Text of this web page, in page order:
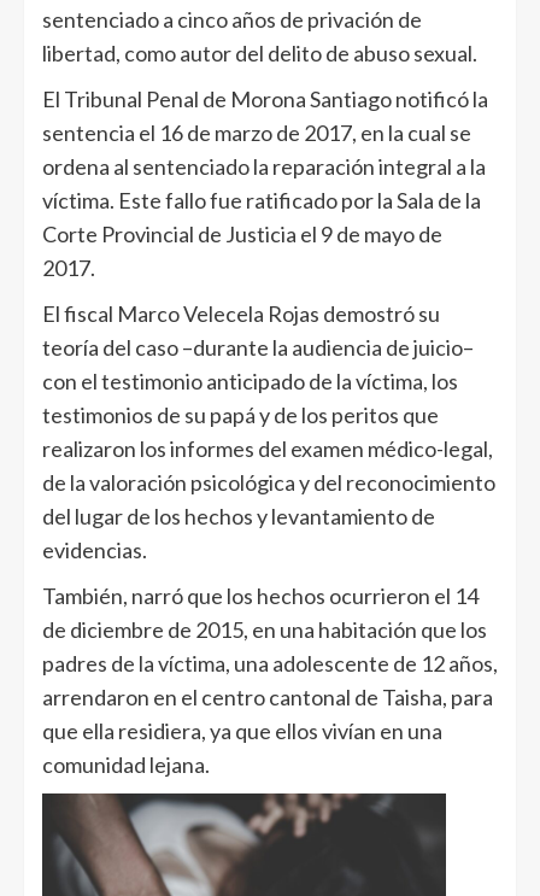
sentenciado a cinco años de privación de
libertad, como autor del delito de abuso sexual.
El Tribunal Penal de Morona Santiago notificó la
sentencia el 16 de marzo de 2017, en la cual se
ordena al sentenciado la reparación integral a la
víctima. Este fallo fue ratificado por la Sala de la
Corte Provincial de Justicia el 9 de mayo de
2017.
El fiscal Marco Velecela Rojas demostró su
teoría del caso –durante la audiencia de juicio–
con el testimonio anticipado de la víctima, los
testimonios de su papá y de los peritos que
realizaron los informes del examen médico-legal,
de la valoración psicológica y del reconocimiento
del lugar de los hechos y levantamiento de
evidencias.
También, narró que los hechos ocurrieron el 14
de diciembre de 2015, en una habitación que los
padres de la víctima, una adolescente de 12 años,
arrendaron en el centro cantonal de Taisha, para
que ella residiera, ya que ellos vivían en una
comunidad lejana.